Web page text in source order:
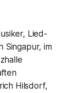
Lied-
Singapur, im
Hilsdorf,